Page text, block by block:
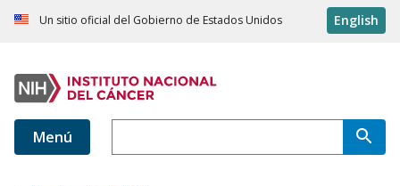
Un sitio oficial del Gobierno de Estados Unidos English
Menú